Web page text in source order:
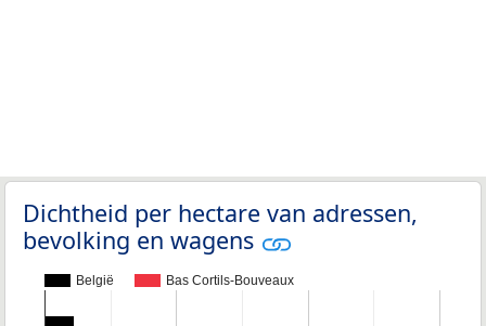
Dichtheid per hectare van adressen,
bevolking en wagens
België Bas Cortils-Bouveaux